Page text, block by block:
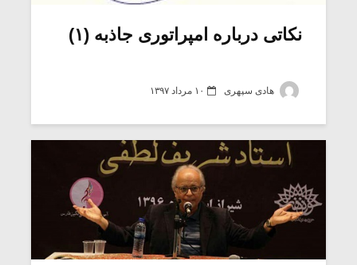
نکاتی درباره امپراتوری جاذبه (۱)
هادی سپهری ۱۰ مرداد ۱۳۹۷